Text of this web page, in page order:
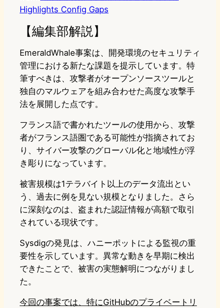
Highlights Config Gaps
【編集部解説】
EmeraldWhale事案は、開発環境のセキュリティ
管理における新たな課題を提示しています。特
筆すべきは、攻撃者がオープンソースツールと
独自のマルウェアを組み合わせた高度な攻撃手
法を展開した点です。
フランス語で書かれたツールの使用から、攻撃
者がフランス語圏である可能性が指摘されてお
り、サイバー攻撃のグローバル化と地域性が浮
き彫りになっています。
被害規模は1テラバイト以上のデータ流出とい
う、過去に例を見ない規模となりました。さら
に深刻なのは、盗まれた認証情報が高額で取引
されている現状です。
Sysdigの発見は、ハニーポットによる監視の重
要性を示しています。異常な動きを早期に検出
できたことで、被害の実態解明につながりまし
た。
今回の事案では、特にGitHubのプライベートリ